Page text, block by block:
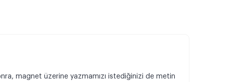
magnet üzerine yazmamızı istediğinizi de metin